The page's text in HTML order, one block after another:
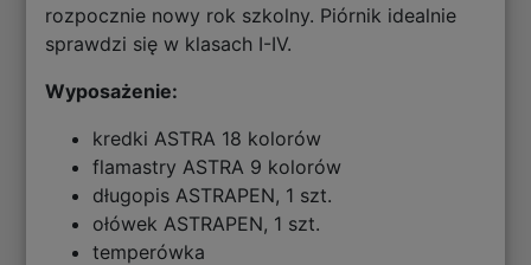
rozpocznie nowy rok szkolny. Piórnik idealnie
sprawdzi się w klasach I-IV.
Wyposażenie:
kredki ASTRA 18 kolorów
flamastry ASTRA 9 kolorów
długopis ASTRAPEN, 1 szt.
ołówek ASTRAPEN, 1 szt.
temperówka